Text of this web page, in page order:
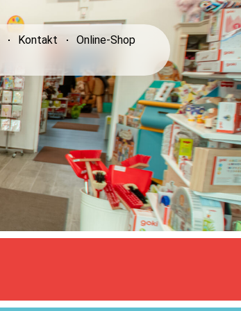
Kontakt Online-Shop